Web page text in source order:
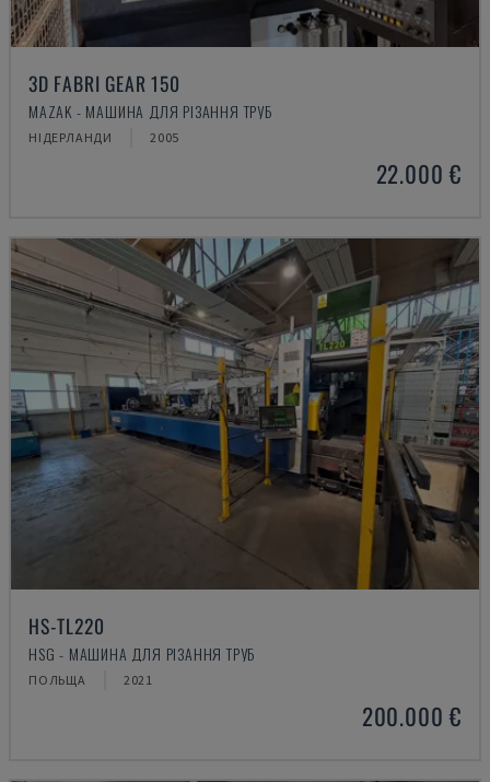
3D FABRI GEAR 150
MAZAK - МАШИНА ДЛЯ РІЗАННЯ ТРУБ
НІДЕРЛАНДИ 2005
22.000 €
HS-TL220
HSG - МАШИНА ДЛЯ РІЗАННЯ ТРУБ
ПОЛЬЩА 2021
200.000 €